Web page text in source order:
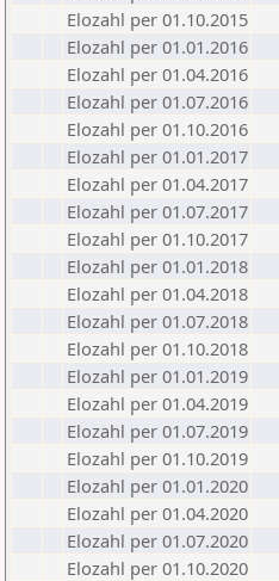
Elozahl per 01.10.2015
Elozahl per 01.01.2016
Elozahl per 01.04.2016
Elozahl per 01.07.2016
Elozahl per 01.10.2016
Elozahl per 01.01.2017
Elozahl per 01.04.2017
Elozahl per 01.07.2017
Elozahl per 01.10.2017
Elozahl per 01.01.2018
Elozahl per 01.04.2018
Elozahl per 01.07.2018
Elozahl per 01.10.2018
Elozahl per 01.01.2019
Elozahl per 01.04.2019
Elozahl per 01.07.2019
Elozahl per 01.10.2019
Elozahl per 01.01.2020
Elozahl per 01.04.2020
Elozahl per 01.07.2020
Elozahl per 01.10.2020